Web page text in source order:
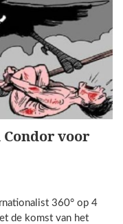
Condor voor
360° op 4
de komst van het